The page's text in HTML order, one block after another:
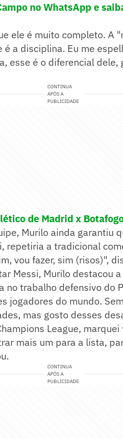
no WhatsApp e
ele é muito completo. A
a disciplina. Eu me
esse é o diferencial
CONTINUA
APÓS A
PUBLICIDADE
de Madrid x
Murilo ainda garantiu
repetiria a tradicional
vou fazer, sim (risos)",
Messi, Murilo destacou
no trabalho defensivo do
jogadores do mundo.
mas gosto desses
League,
mais um para a lista,
CONTINUA
APÓS A
PUBLICIDADE